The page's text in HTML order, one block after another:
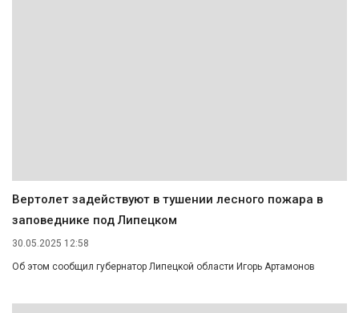
Вертолет задействуют в тушении лесного пожара в
заповеднике под Липецком
30.05.2025 12:58
Об этом сообщил губернатор Липецкой области Игорь Артамонов